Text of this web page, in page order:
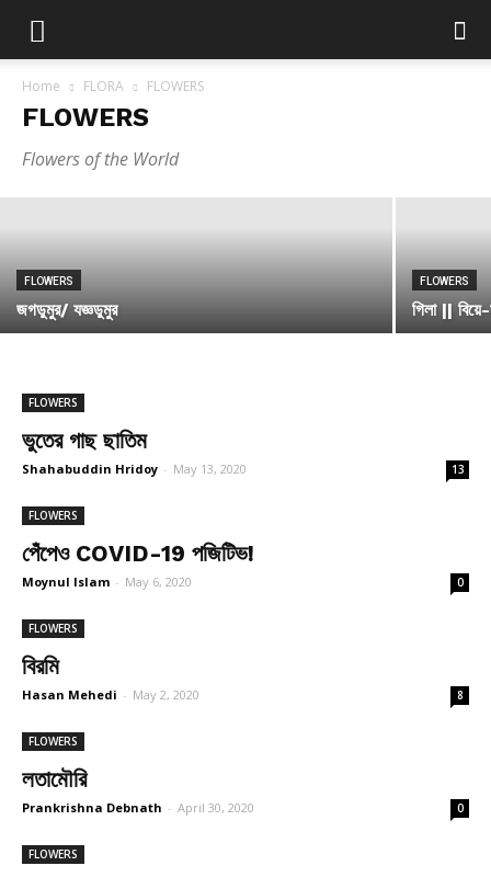
Home FLORA FLOWERS
FLOWERS
Flowers of the World
“অদ্ভুত সুন্দর চুমু ফুল”
Moynul Islam - August 30, 2020
FLOWERS
জগডুমুর/ যজ্ঞডুমুর
FLOWERS
গিলা || বিয়ে-
FLOWERS
ভুতের গাছ ছাতিম
Shahabuddin Hridoy - May 13, 2020 13
FLOWERS
পেঁপেও COVID-19 পজিটিভ!
Moynul Islam - May 6, 2020 0
FLOWERS
বিরমি
Hasan Mehedi - May 2, 2020 8
FLOWERS
লতামৌরি
Prankrishna Debnath - April 30, 2020 0
FLOWERS